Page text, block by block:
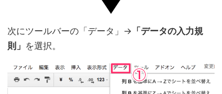
次にツールバーの「データ」→ 「データの入力規
則」 を選択。